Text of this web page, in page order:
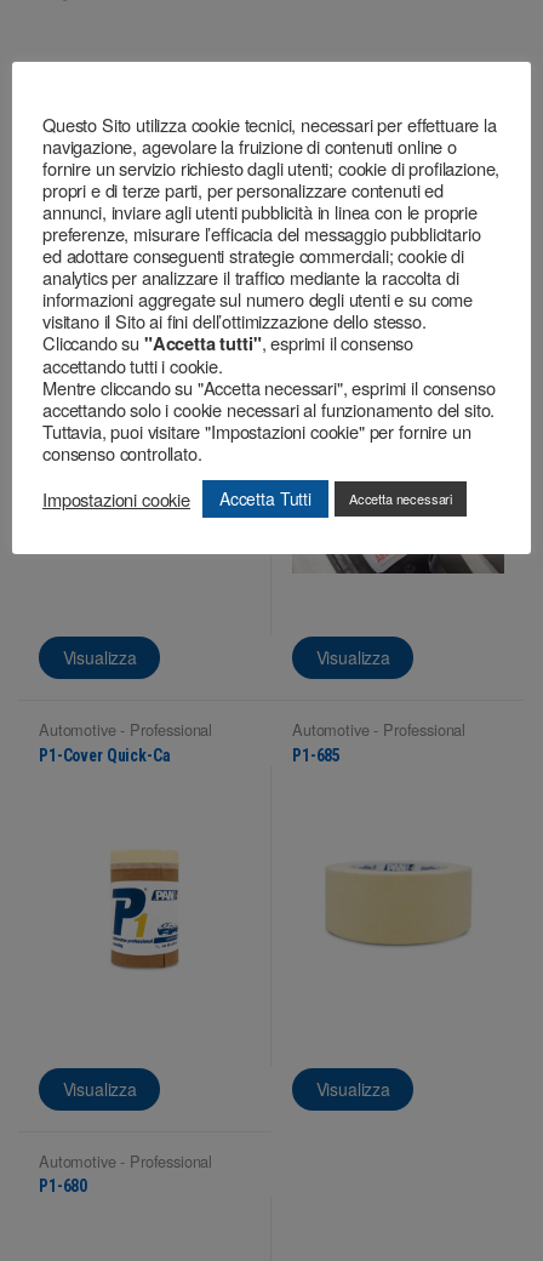
Prodotti correlati
Automotive - Professional
masking
P1-Seals Car
Visualizza
Automotive - Professional
masking
Tappetini Carta
Visualizza
Automotive - Professional
masking
P1-Cover Quick-Ca
Visualizza
Automotive - Professional
masking
P1-685
Visualizza
Automotive - Professional
masking
P1-680
Questo Sito utilizza cookie tecnici, necessari per effettuare la
navigazione, agevolare la fruizione di contenuti online o
fornire un servizio richiesto dagli utenti; cookie di profilazione,
propri e di terze parti, per personalizzare contenuti ed
annunci, inviare agli utenti pubblicità in linea con le proprie
preferenze, misurare l’efficacia del messaggio pubblicitario
ed adottare conseguenti strategie commerciali; cookie di
analytics per analizzare il traffico mediante la raccolta di
informazioni aggregate sul numero degli utenti e su come
visitano il Sito ai fini dell’ottimizzazione dello stesso.
Cliccando su "Accetta tutti", esprimi il consenso
accettando tutti i cookie.
Mentre cliccando su "Accetta necessari", esprimi il consenso
accettando solo i cookie necessari al funzionamento del sito.
Tuttavia, puoi visitare "Impostazioni cookie" per fornire un
consenso controllato.
Impostazioni cookie
Accetta Tutti Accetta necessari